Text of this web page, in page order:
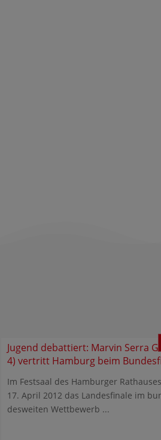
Jugend debattiert: Marvin Serra
4) vertritt Hamburg beim
Im Festsaal des Hamburger
17. April 2012 das Landesfinale im
desweiten Wettbewerb ...